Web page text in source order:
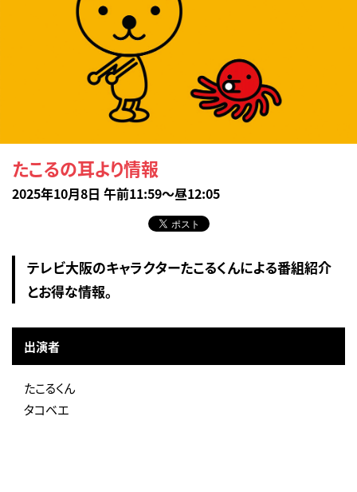
たこるの耳より情報
2025年10月8日 午前11:59～昼12:05
テレビ大阪のキャラクターたこるくんによる番組紹介
とお得な情報。
出演者
たこるくん
タコベエ